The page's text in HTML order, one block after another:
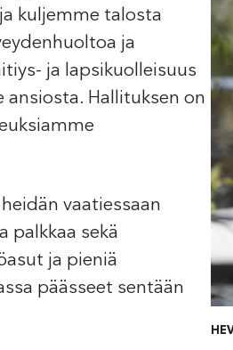
kuljemme talosta
ja
ja lapsikuolleisuus
Hallituksen on
vaatiessaan
palkkaa sekä
ja pieniä
päässeet sentään